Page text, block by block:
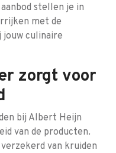
stellen je in
met de
jouw culinaire
zorgt voor
bij Albert Heijn
van de producten.
van kruiden